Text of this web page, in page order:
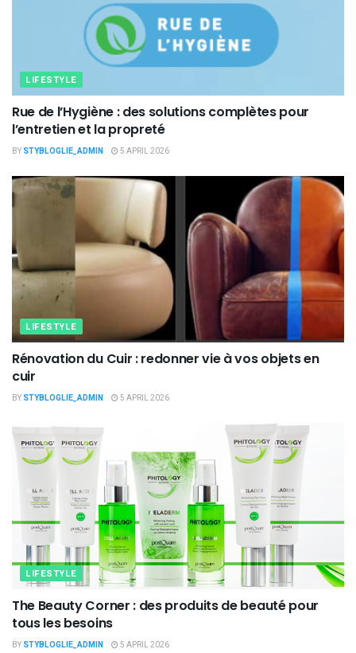
LIFESTYLE
Rue de l’Hygiène : des solutions complètes pour
l’entretien et la propreté
BY STYBLOGLIE_ADMIN 5 APRIL 2026
LIFESTYLE
Rénovation du Cuir : redonner vie à vos objets en
cuir
BY STYBLOGLIE_ADMIN 5 APRIL 2026
LIFESTYLE
The Beauty Corner : des produits de beauté pour
tous les besoins
BY STYBLOGLIE_ADMIN 5 APRIL 2026